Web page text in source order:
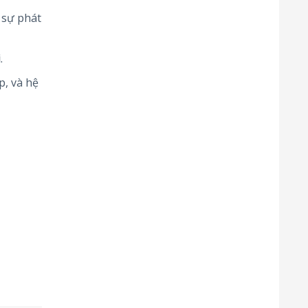
phát
và hệ